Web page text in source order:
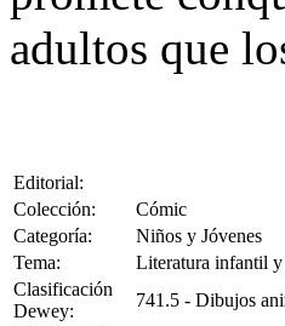
adultos que
Editorial:
Colección:
Cómic
Categoría:
Niños y Jóvenes
Tema:
Literatura infantil
Clasificación
Dewey:
741.5 - Dibujos